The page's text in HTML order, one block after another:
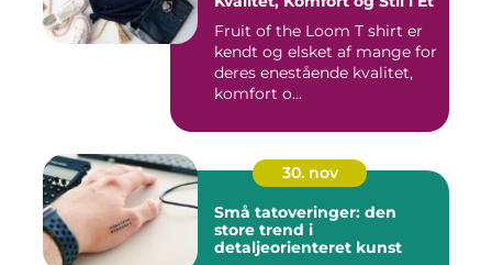
Fruit of the Loom T shirt er
kendt og elsket af mange for
deres enestående kvalitet,
komfort o...
30. nov
Små tatoveringer: den
store trend i
detaljeorienteret kunst